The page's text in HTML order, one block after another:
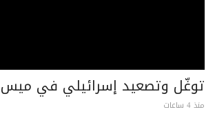
توغّل وتصعيد إسرائيلي في ميس
منذ 4 ساعات